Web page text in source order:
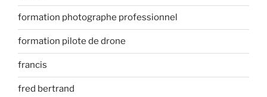
formation photographe professionnel
formation pilote de drone
francis
fred bertrand